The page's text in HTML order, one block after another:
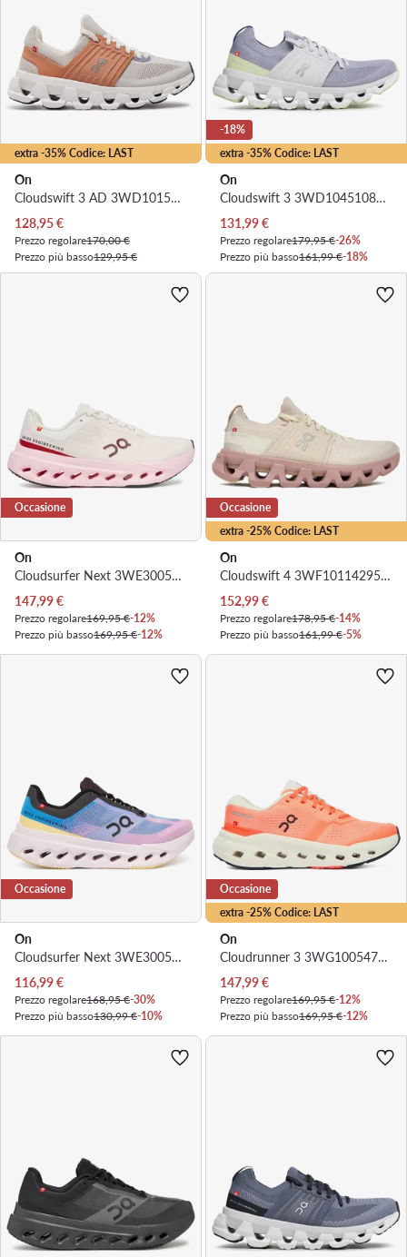
extra -35% Codice: LAST
On
Cloudswift 3 AD 3WD10151213 · Scarpe running
Prezzo attuale
128,95€
Prezzo regolare170,00 €
Prezzo più basso129,95 €
extra -35% Codice: LAST
-18%
On
Cloudswift 3 3WD10451085 · Scarpe running
Prezzo attuale
131,99€
Prezzo regolare179,95 €-26%
Prezzo più basso161,99 €-18%
Occasione
On
Cloudsurfer Next 3WE30054722 · Scarpe running
Prezzo attuale
147,99€
Prezzo regolare169,95 €-12%
Prezzo più basso169,95 €-12%
extra -25% Codice: LAST
Occasione
On
Cloudswift 4 3WF10114295 · Scarpe running
Prezzo attuale
152,99€
Prezzo regolare178,95 €-14%
Prezzo più basso161,99 €-5%
Occasione
On
Cloudsurfer Next 3WE30054291 · Scarpe running
Prezzo attuale
116,99€
Prezzo regolare168,95 €-30%
Prezzo più basso130,99 €-10%
extra -25% Codice: LAST
Occasione
On
Cloudrunner 3 3WG10054728 · Scarpe running
Prezzo attuale
147,99€
Prezzo regolare169,95 €-12%
Prezzo più basso169,95 €-12%